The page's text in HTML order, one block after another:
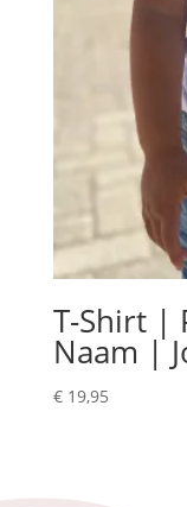
T-Shirt |
Naam |
€19,95